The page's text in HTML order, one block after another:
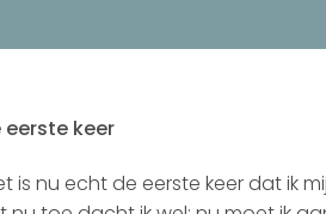
eerste keer
is nu echt de eerste keer dat ik